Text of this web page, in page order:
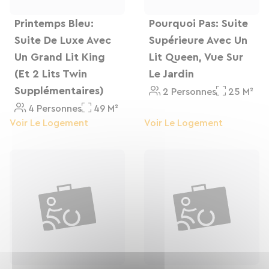
est possible de diner sous la tonnelle de vigne et
déguster des produits cuisinés sur place
accompagnés de vins locaux. Nous disposons
d'un garage à vélos fermé et sécurisé avec
quelques outils pour des petites réparations.
Printemps Bleu:
Suite De Luxe Avec
Un Grand Lit King
(et 2 Lits Twin
Supplémentaires)
4 Personnes
49 M²
Voir Le Logement
Pourquoi Pas: Suite
Supérieure Avec Un
Lit Queen, Vue Sur
Le Jardin
2 Personnes 25 M²
Voir Le Logement